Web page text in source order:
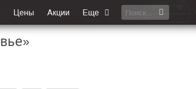
Цены Акции Еще